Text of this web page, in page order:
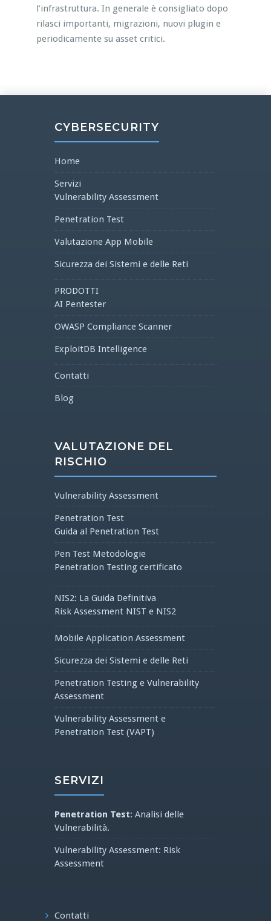
l’infrastruttura. In generale è consigliato dopo
rilasci importanti, migrazioni, nuovi plugin e
periodicamente su asset critici.
CYBERSECURITY
Home
Servizi
Vulnerability Assessment
Penetration Test
Valutazione App Mobile
Sicurezza dei Sistemi e delle Reti
PRODOTTI
AI Pentester
OWASP Compliance Scanner
ExploitDB Intelligence
Contatti
Blog
VALUTAZIONE DEL
RISCHIO
Vulnerability Assessment
Penetration Test
Guida al Penetration Test
Pen Test Metodologie
Penetration Testing certificato
NIS2: La Guida Definitiva
Risk Assessment NIST e NIS2
Mobile Application Assessment
Sicurezza dei Sistemi e delle Reti
Penetration Testing e Vulnerability
Assessment
Vulnerability Assessment e
Penetration Test (VAPT)
SERVIZI
Penetration Test: Analisi delle
Vulnerabilità.
Vulnerability Assessment: Risk
Assessment
Contatti